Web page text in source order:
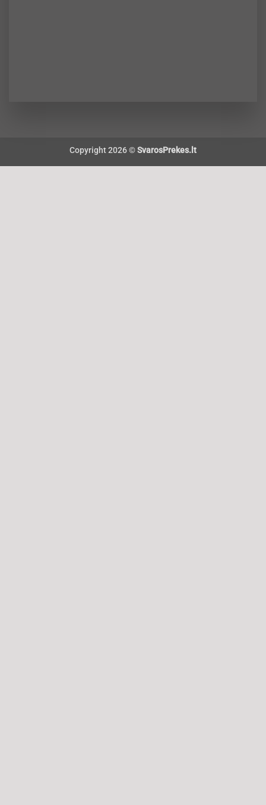
Copyright 2026 ©SvarosPrekes.lt